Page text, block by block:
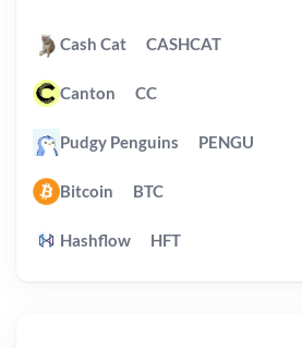
Cash Cat CASHCAT
Canton CC
Pudgy Penguins PENGU
Bitcoin BTC
Hashflow HFT